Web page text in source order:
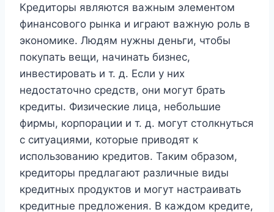
Кредиторы являются важным элементом
финансового рынка и играют важную роль в
экономике. Людям нужны деньги, чтобы
покупать вещи, начинать бизнес,
инвестировать и т. д. Если у них
недостаточно средств, они могут брать
кредиты. Физические лица, небольшие
фирмы, корпорации и т. д. могут столкнуться
с ситуациями, которые приводят к
использованию кредитов. Таким образом,
кредиторы предлагают различные виды
кредитных продуктов и могут настраивать
кредитные предложения. В каждом кредите,